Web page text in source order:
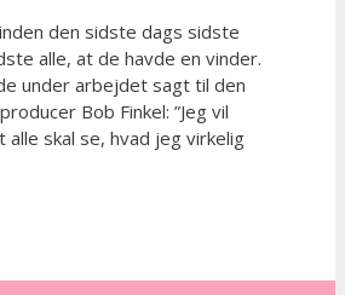
den sidste dags sidste
alle, at de havde en vinder.
under arbejdet sagt til den
Bob Finkel: ”Jeg vil
alle skal se, hvad jeg virkelig